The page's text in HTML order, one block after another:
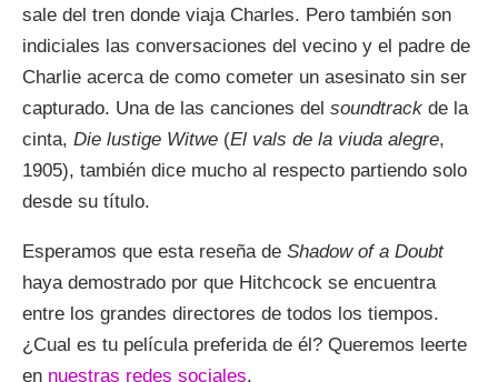
sale del tren donde viaja Charles. Pero también son
indiciales las conversaciones del vecino y el padre de
Charlie acerca de como cometer un asesinato sin ser
capturado. Una de las canciones del soundtrack de la
cinta, Die lustige Witwe (El vals de la viuda alegre,
1905), también dice mucho al respecto partiendo solo
desde su título.
Esperamos que esta reseña de Shadow of a Doubt
haya demostrado por que Hitchcock se encuentra
entre los grandes directores de todos los tiempos.
¿Cual es tu película preferida de él? Queremos leerte
en nuestras redes sociales.